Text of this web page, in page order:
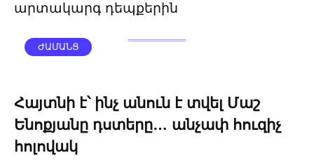
արտակարգ դեպքերին
ԺԱՄԱՆՑ
Հայտնի է՝ ինչ անուն է տվել Մաշ
Ենոքյանը դստերը… անչափ հուզիչ
հոլովակ